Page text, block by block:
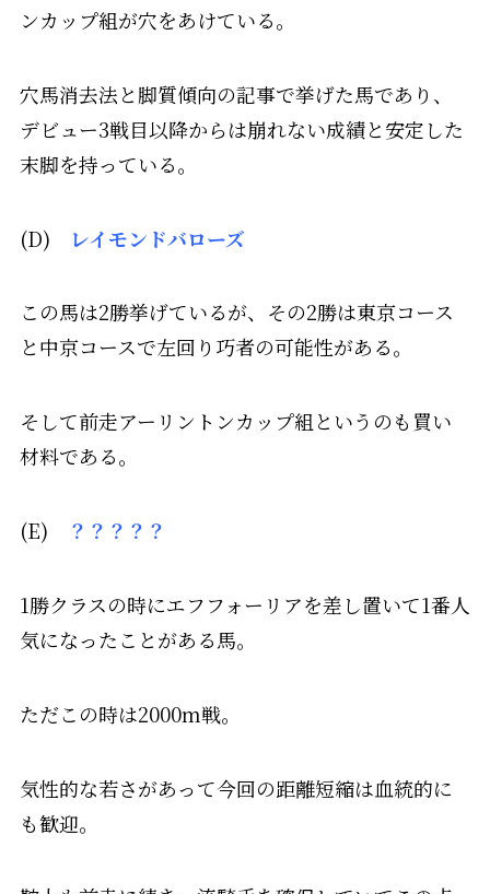
ンカップ組が穴をあけている。
穴馬消去法と脚質傾向の記事で挙げた馬であり、
デビュー3戦目以降からは崩れない成績と安定した
末脚を持っている。
(D) レイモンドバローズ
この馬は2勝挙げているが、その2勝は東京コース
と中京コースで左回り巧者の可能性がある。
そして前走アーリントンカップ組というのも買い
材料である。
(E) ？？？？？
1勝クラスの時にエフフォーリアを差し置いて1番人
気になったことがある馬。
ただこの時は2000m戦。
気性的な若さがあって今回の距離短縮は血統的に
も歓迎。